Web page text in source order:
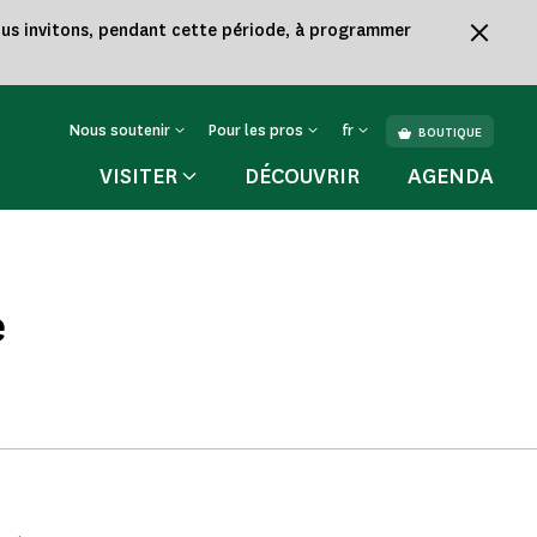
invitons, pendant cette période, à programmer
Nous soutenir Pour les pros fr BOUTIQUE
VISITER DÉCOUVRIR AGENDA